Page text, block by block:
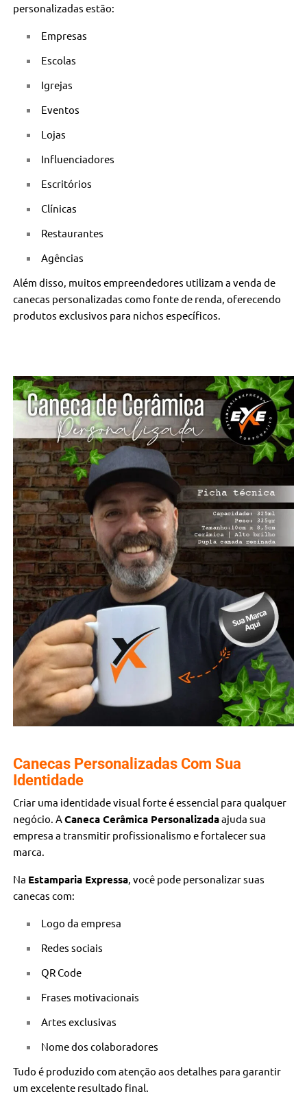
personalizadas estão:
Empresas
Escolas
Igrejas
Eventos
Lojas
Influenciadores
Escritórios
Clínicas
Restaurantes
Agências
Além disso, muitos empreendedores utilizam a venda de
canecas personalizadas como fonte de renda, oferecendo
produtos exclusivos para nichos específicos.
Canecas Personalizadas Com Sua
Identidade
Criar uma identidade visual forte é essencial para qualquer
negócio. ACaneca Cerâmica Personalizadaajuda sua
empresa a transmitir profissionalismo e fortalecer sua
marca.
Na Estamparia Expressa, você pode personalizar suas
canecas com:
Logo da empresa
Redes sociais
QR Code
Frases motivacionais
Artes exclusivas
Nome dos colaboradores
Tudo é produzido com atenção aos detalhes para garantir
um excelente resultado final.